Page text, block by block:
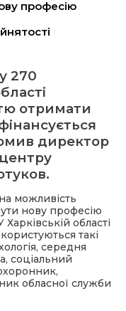
професію
270
отримати
директор
можливість
нову професію
області
такі
середня
соціальний
обласної служби